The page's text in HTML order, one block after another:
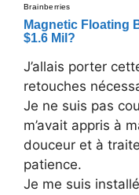
J’allais porter
retouches
Je ne suis pas
m’avait appris à
douceur et à
patience.
Je me suis